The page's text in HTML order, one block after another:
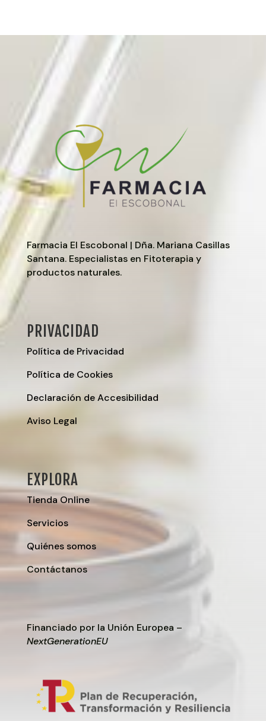
Farmacia El Escobonal | Dña. Mariana Casillas
Santana. Especialistas en Fitoterapia y
productos naturales.
PRIVACIDAD
Política de Privacidad
Política de Cookies
Declaración de Accesibilidad
Aviso Legal
EXPLORA
Tienda Online
Servicios
Quiénes somos
Contáctanos
Financiado por la Unión Europea –
NextGenerationEU